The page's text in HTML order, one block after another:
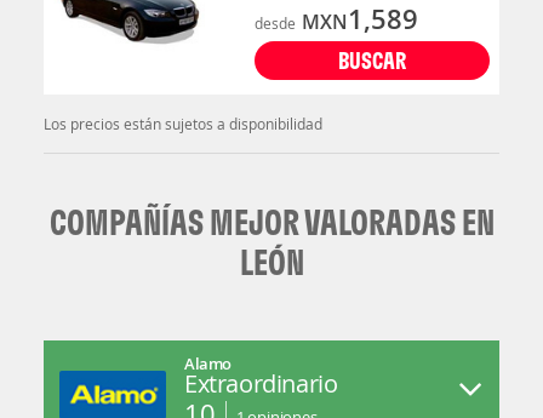
desde MXN1,589
BUSCAR
Los precios están sujetos a disponibilidad
COMPAÑÍAS MEJOR VALORADAS EN
LEÓN
Alamo
Extraordinario